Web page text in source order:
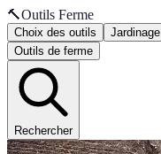
🔨Outils Ferme
Choix des outils Jardinage
Outils de ferme
Rechercher